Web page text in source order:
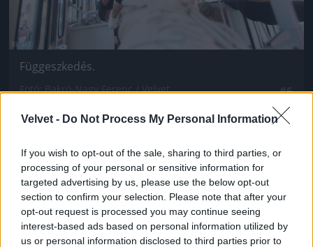
Velvet - Do Not Process My Personal Information
If you wish to opt-out of the sale, sharing to third parties, or
processing of your personal or sensitive information for
targeted advertising by us, please use the below opt-out
section to confirm your selection. Please note that after your
opt-out request is processed you may continue seeing
interest-based ads based on personal information utilized by
us or personal information disclosed to third parties prior to
Függeszkedés.
Fotó: Bakró-Nagy Ferenc / Velvet #6
Jön még kép!